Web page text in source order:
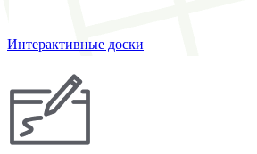
Интерактивные доски